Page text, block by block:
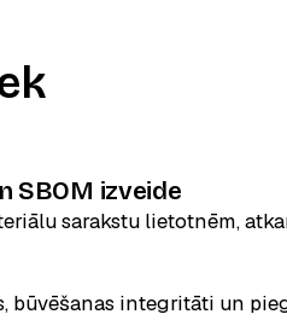
SBOM izveide
sarakstu lietotnēm,
būvēšanas integritāti un